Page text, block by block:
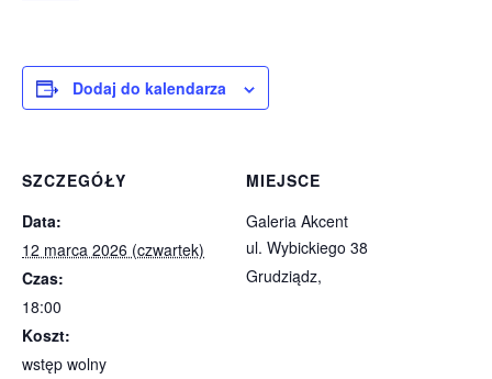
Dodaj do kalendarza
SZCZEGÓŁY
Data:
12 marca 2026 (czwartek)
Czas:
18:00
Koszt:
wstęp wolny
MIEJSCE
Galeria Akcent
ul. Wybickiego 38
Grudziądz,